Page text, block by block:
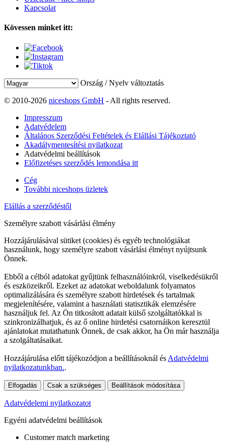
Kapcsolat
Kövessen minket itt:
Ország / Nyelv változtatás
© 2010-2026 niceshops GmbH - All rights reserved.
Impresszum
Adatvédelem
Általános Szerződési Feltételek és Elállási Tájékoztató
Akadálymentesítési nyilatkozat
Adatvédelmi beállítások
Előfizetéses szerződés lemondása itt
Cég
További niceshops üzletek
Elállás a szerződéstől
Személyre szabott vásárlási élmény
Hozzájárulásával sütiket (cookies) és egyéb technológiákat
használunk, hogy személyre szabott vásárlási élményt nyújtsunk
Önnek.
Ebből a célból adatokat gyűjtünk felhasználóinkról, viselkedésükről
és eszközeikről. Ezeket az adatokat weboldalunk folyamatos
optimalizálására és személyre szabott hirdetések és tartalmak
megjelenítésére, valamint a használati statisztikák elemzésére
használjuk fel. Az Ön titkosított adatait külső szolgáltatókkal is
szinkronizálhatjuk, és az ő online hirdetési csatornáikon keresztül
ajánlatokat mutathatunk Önnek, de csak akkor, ha Ön már használja
a szolgáltatásaikat.
Hozzájárulása előtt tájékozódjon a beállításoknál és Adatvédelmi
nyilatkozatunkban..
Elfogadás Csak a szükséges Beállítások módosítása
Adatvédelemi nyilatkozatot
Egyéni adatvédelmi beállítások
Customer match marketing